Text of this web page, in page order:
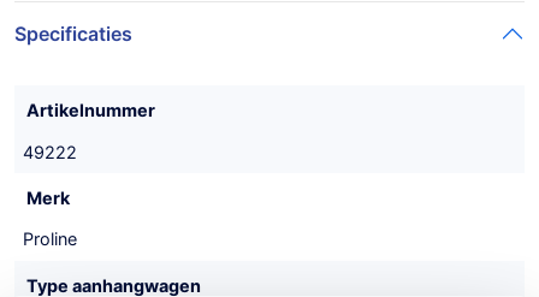
Specificaties
Artikelnummer
49222
Merk
Proline
Type aanhangwagen